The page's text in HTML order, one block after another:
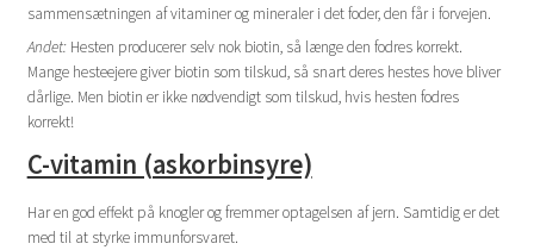
sammensætningen af vitaminer og mineraler i det foder, den får i forvejen.
Andet:Hesten producerer selv nok biotin, så længe den fodres korrekt.
Mange hesteejere giver biotin som tilskud, så snart deres hestes hove bliver
dårlige. Men biotin er ikke nødvendigt som tilskud, hvis hesten fodres
korrekt!
C-vitamin (askorbinsyre)
Har en god effekt på knogler og fremmer optagelsen af jern. Samtidig er det
med til at styrke immunforsvaret.